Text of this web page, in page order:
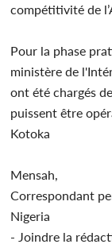
compétitivité de
Pour la phase
ministère de
ont été chargés
puissent être
Kotoka
Mensah,
Correspondant
Nigeria
- Joindre la